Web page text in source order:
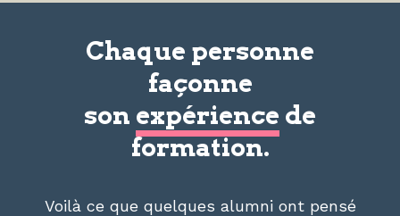
Chaque personne
façonne
son expérience de
formation.
Voilà ce que quelques alumni ont pensé